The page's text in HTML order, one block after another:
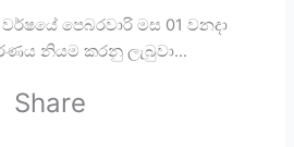
පෙබරවාරි මස 01 වනදා
නියම කරනු ලැබුවා…
Share